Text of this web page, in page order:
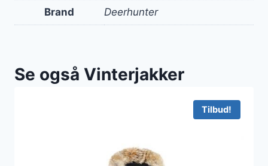
Brand Deerhunter
Se også Vinterjakker
Tilbud!